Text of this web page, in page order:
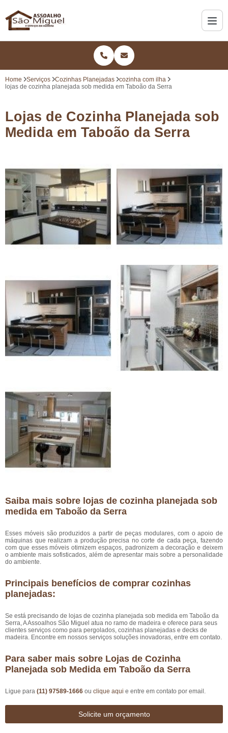
Home Serviços Cozinhas Planejadas
cozinha com ilha
lojas de cozinha planejada sob medida em Taboão da Serra
Lojas de Cozinha Planejada sob
Medida em Taboão da Serra
Saiba mais sobre lojas de cozinha planejada sob
medida em Taboão da Serra
Esses móveis são produzidos a partir de peças modulares, com o apoio de
máquinas que realizam a produção precisa no corte de cada peça, fazendo
com que esses móveis otimizem espaços, padronizem a decoração e deixem
o ambiente mais sofisticados, além de apresentar mais sobre a personalidade
do ambiente.
Principais benefícios de comprar cozinhas
planejadas:
Se está precisando de lojas de cozinha planejada sob medida em Taboão da
Serra, A Assoalhos São Miguel atua no ramo de madeira e oferece para seus
clientes serviços como para pergolados, cozinhas planejadas e decks de
madeira. Encontre em nossos serviços soluções inovadoras, entre em contato.
Para saber mais sobre Lojas de Cozinha
Planejada sob Medida em Taboão da Serra
Ligue para (11) 97589-1666 ou clique aqui e entre em contato por email.
Solicite um orçamento